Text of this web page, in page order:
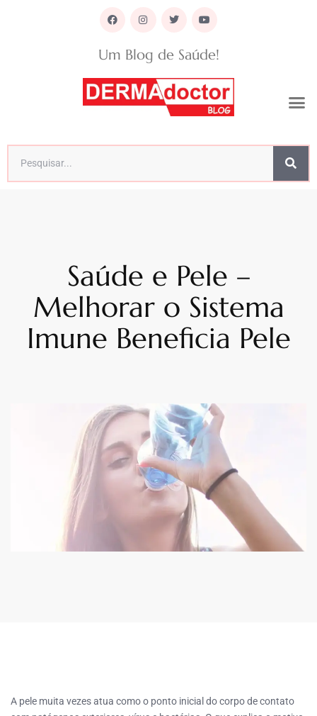
Um Blog de Saúde!
Saúde e Pele –
Melhorar o Sistema
Imune Beneficia Pele
A pele muita vezes atua como o ponto inicial do corpo de contato